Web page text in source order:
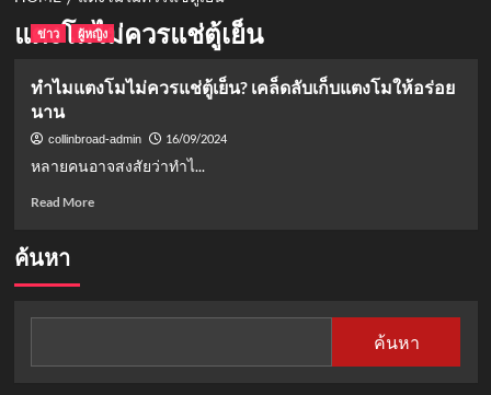
แตงโมไม่ควรแช่ตู้เย็น
ข่าว ผู้หญิง
ทำไมแตงโมไม่ควรแช่ตู้เย็น? เคล็ดลับเก็บแตงโมให้อร่อย
นาน
collinbroad-admin 16/09/2024
หลายคนอาจสงสัยว่าทำไ...
Read MoreRead
ควร
ตู้
ค้นหา
ค้นหา